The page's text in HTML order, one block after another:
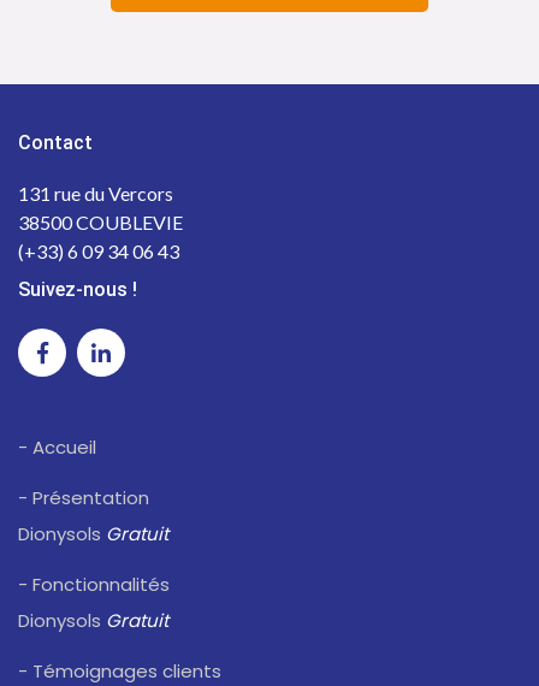
Contact
131 rue du Vercors
38500 COUBLEVIE
(+33) 6 09 34 06 43
Suivez-nous !
- Accueil
- Présentation
Dionysols Gratuit
- Fonctionnalités
Dionysols Gratuit
- Témoignages clients